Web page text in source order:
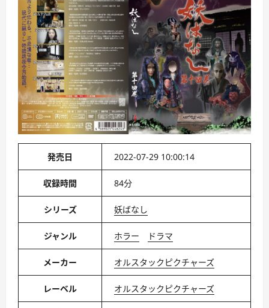
発売日 2022-07-29 10:00:14
収録時間 84分
シリーズ 妖ばなし
ジャンル ホラー ドラマ
メーカー オルスタックピクチャーズ
レーベル オルスタックピクチャーズ